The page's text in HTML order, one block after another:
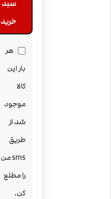
سبد
خرید
هر
بار این
کالا
موجود
شد از
طریق
sms من
را مطلع
کن.